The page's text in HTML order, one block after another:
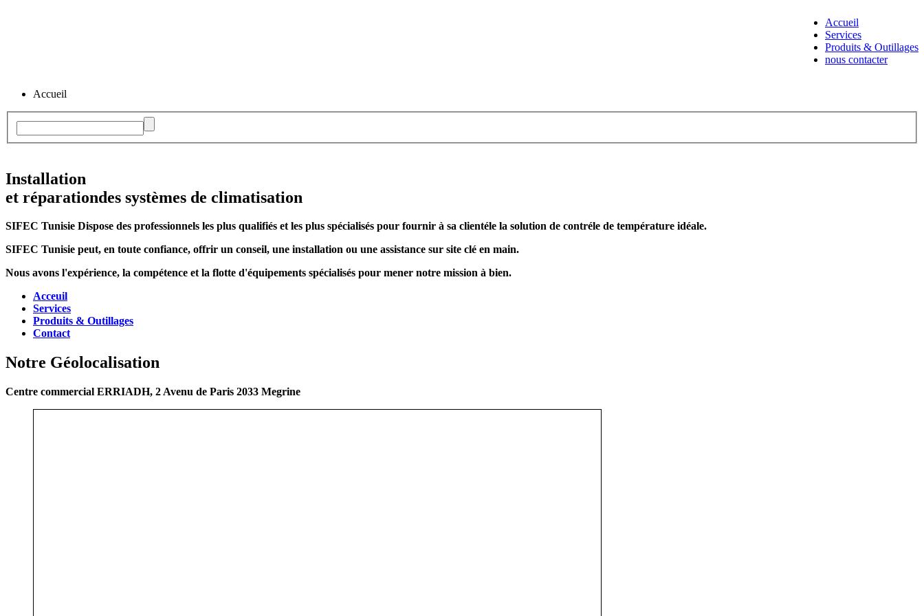
Accueil
Services
Produits & Outillages
nous contacter
Accueil
Installation
et réparationdes systèmes de climatisation
SIFEC Tunisie Dispose des professionnels les plus qualifiés et les plus spécialisés pour fournir à sa clientéle la solution de contréle de température idéale.
SIFEC Tunisie peut, en toute confiance, offrir un conseil, une installation ou une assistance sur site clé en main.
Nous avons l'expérience, la compétence et la flotte d'équipements spécialisés pour mener notre mission à bien.
Acceuil
Services
Produits & Outillages
Contact
Notre Géolocalisation
Centre commercial ERRIADH, 2 Avenu de Paris 2033 Megrine